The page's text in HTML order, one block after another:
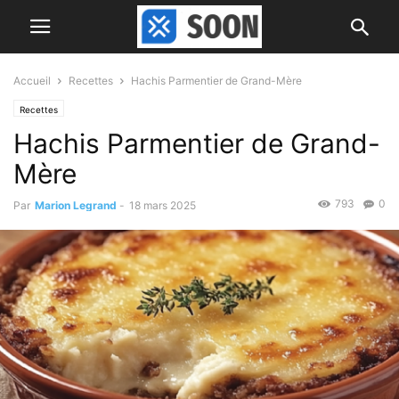
Accueil Recettes Hachis Parmentier de Grand-Mère
Recettes
Hachis Parmentier de Grand-
Mère
Par Marion Legrand - 18 mars 2025 0
793